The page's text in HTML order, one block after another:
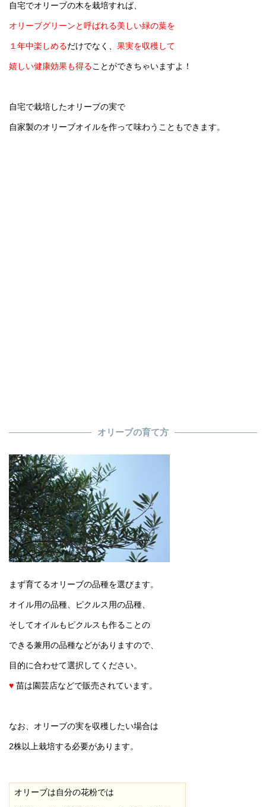
自宅でオリーブの木を栽培すれば、
オリーブグリーンと呼ばれる美しい緑の葉を
１年中楽しめるだけでなく、 果実を収穫して
嬉しい健康効果も得ることができちゃいますよ！
自宅で栽培したオリーブの実で
自家製のオリーブオイルを作って味わうこともできます。
オリーブの育て方
まず育てるオリーブの品種を選びます。
オイル用の品種、ピクルス用の品種、
そしてオイルもピクルスも作ることの
できる兼用の品種などがありますので、
目的に合わせて選択してください。
♥ 苗は園芸店などで販売されています。
なお、オリーブの実を収穫したい場合は
2株以上栽培する必要があります。
オリーブは自分の花粉では